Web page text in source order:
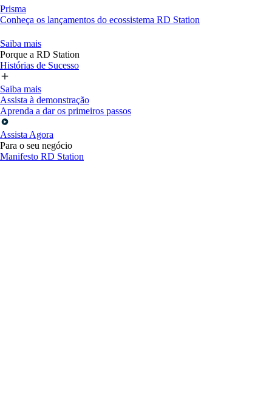
Prisma
Conheça os lançamentos do ecossistema RD Station
Saiba mais
Porque a RD Station
Histórias de Sucesso
Saiba mais
Assista à demonstração
Aprenda a dar os primeiros passos
Assista Agora
Para o seu negócio
Manifesto RD Station